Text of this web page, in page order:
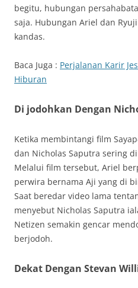
begitu, hubungan
saja. Hubungan Ariel dan
kandas.
Baca Juga : Perjalanan Karir
Hiburan
Di jodohkan Dengan
Ketika membintangi film
dan Nicholas Saputra sering
Melalui film tersebut, Ariel
perwira bernama Aji yang di
Saat beredar video lama
menyebut Nicholas Saputra
Netizen semakin gencar
berjodoh.
Dekat Dengan Stevan